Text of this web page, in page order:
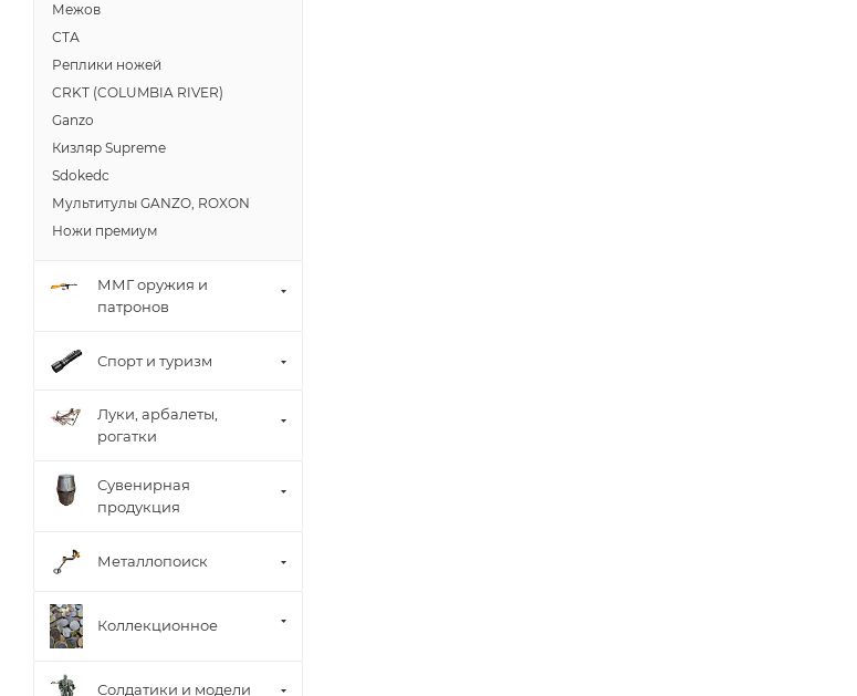
Межов
СТА
Реплики ножей
CRKT (COLUMBIA RIVER)
Ganzo
Кизляр Supreme
Sdokedc
Мультитулы GANZO, ROXON
Ножи премиум
ММГ оружия и
патронов
Спорт и туризм
Луки, арбалеты,
рогатки
Сувенирная
продукция
Металлопоиск
Коллекционное
Солдатики и модели